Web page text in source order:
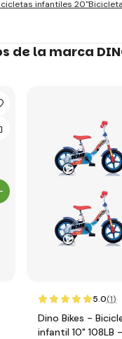
infantiles 20"
de la marca
5.0(1)
Dino Bikes -
infantil 10" 108LB -